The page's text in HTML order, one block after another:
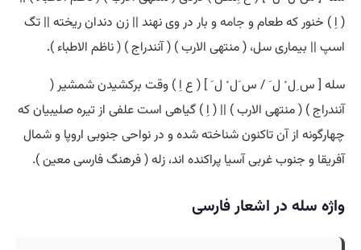
( اِ ) خنور که طعام و جامهو بار در وی نهند || زن دندان ریخته || تگ
اسپ || بیماری سل، ( منتهی الارب ) ( آنندراج ) ( ناظم الاطباء ).
سله [ س ِل ْ ل َ / س َل ْ ل َ ] ( ع اِ ) وقت برکشیدن شمشیر (
آنندراج ) ( منتهی الارب ) || ( اِ ) گیاهی است علفی از تیره صلیبیان که
چهارگونه از آن تاکنون شناخته شده و در نواحی جنوبی اروپا و شمال
آفریقا و جنوب غربی آسیا پراکنده اند، زله ( فرهنگ فارسی معین ).
واژه سله در اشعار فارسی